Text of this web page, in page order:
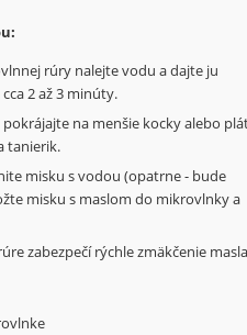
rúry nalejte vodu a dajte ju
2 až 3 minúty.
na menšie kocky alebo
tanierik.
misku s vodou (opatrne - bude
misku s maslom do mikrovlnky a
zabezpečí rýchle zmäkčenie